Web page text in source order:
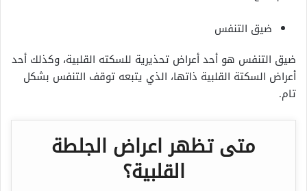
ضيق التنفس
ضيق التنفس هو أحدأعراض تحذيرية للسكته القلبية، وكذلك أحد
أعراض السكتة القلبية ذاتها، الذي يتبعه توقف التنفس بشكل
تام.
متى تظهر اعراض الجلطة
القلبية؟